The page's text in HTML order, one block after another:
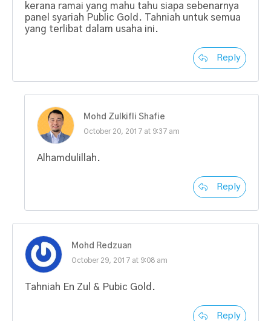
kerana ramai yang mahu tahu siapa sebenarnya
panel syariah Public Gold. Tahniah untuk semua
yang terlibat dalam usaha ini.
Reply
Mohd Zulkifli Shafie
October 20, 2017 at 9:37 am
Alhamdulillah.
Reply
Mohd Redzuan
October 29, 2017 at 9:08 am
Tahniah En Zul & Pubic Gold.
Reply